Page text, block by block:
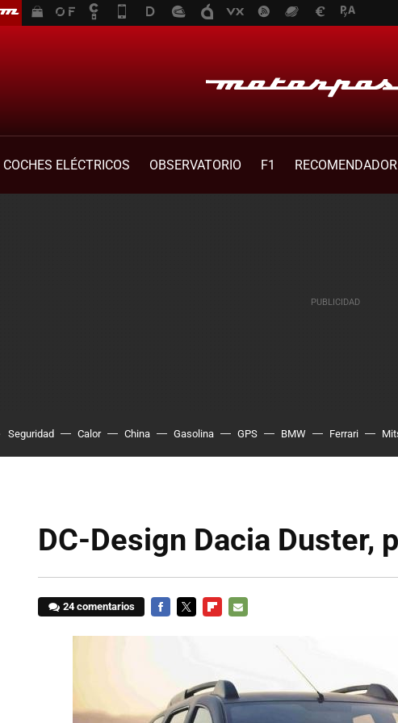
COCHES ELÉCTRICOS OBSERVATORIO F1
Seguridad Calor China Gasolina GPS BMW Ferrari
DC-Design Dacia Duster,
24 comentarios